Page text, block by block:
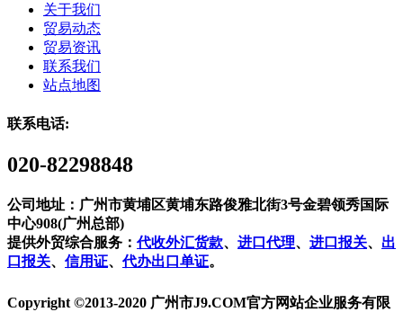
关于我们
贸易动态
贸易资讯
联系我们
站点地图
联系电话:
020-82298848
公司地址：广州市黄埔区黄埔东路俊雅北街3号金碧领秀国际
中心908(广州总部)
提供外贸综合服务：代收外汇货款、 进口代理、 进口报关、 出
口报关、 信用证、代办出口单证。
Copyright ©2013-2020 广州市J9.COM官方网站企业服务有限